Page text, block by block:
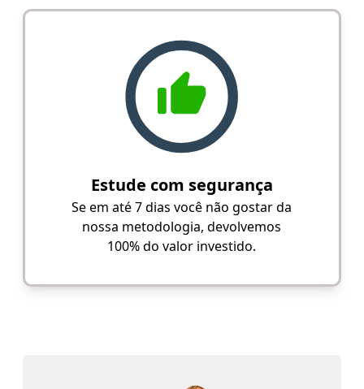
Estude com segurança
Se em até 7 dias você não gostar da
nossa metodologia, devolvemos
100% do valor investido.